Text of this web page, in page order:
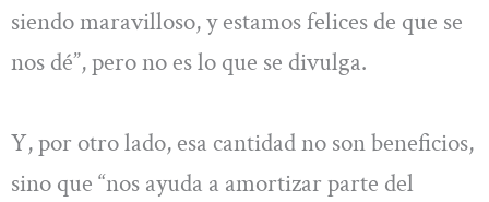
siendo maravilloso, y estamos felices de que se
nos dé”, pero no es lo que se divulga.
Y, por otro lado, esa cantidad no son beneficios,
sino que “nos ayuda a amortizar parte del